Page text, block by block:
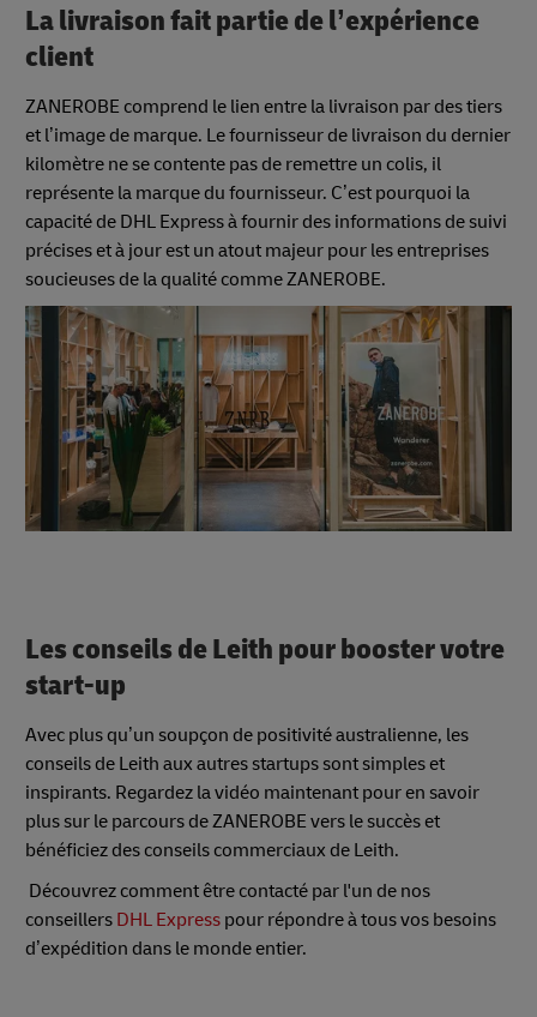
La livraison fait partie de l’expérience
client
ZANEROBE comprend le lien entre la livraison par des tiers
et l’image de marque. Le fournisseur de livraison du dernier
kilomètre ne se contente pas de remettre un colis, il
représente la marque du fournisseur. C’est pourquoi la
capacité de DHL Express à fournir des informations de suivi
précises et à jour est un atout majeur pour les entreprises
soucieuses de la qualité comme ZANEROBE.
Les conseils de Leith pour booster votre
start-up
Avec plus qu’un soupçon de positivité australienne, les
conseils de Leith aux autres startups sont simples et
inspirants. Regardez la vidéo maintenant pour en savoir
plus sur le parcours de ZANEROBE vers le succès et
bénéficiez des conseils commerciaux de Leith.
Découvrez comment être contacté par l'un de nos
conseillers DHL Express pour répondre à tous vos besoins
d’expédition dans le monde entier.